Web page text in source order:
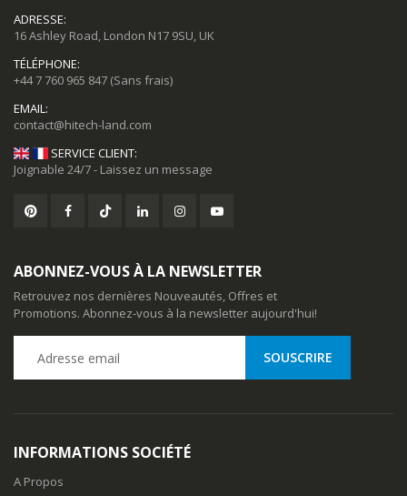
ADRESSE:
16 Ashley Road, London N17 9SU, UK
TÉLÉPHONE:
+44 7 760 965 847 (Sans frais)
EMAIL:
SERVICE CLIENT:
Joignable 24/7 - Laissez un message
ABONNEZ-VOUS À LA NEWSLETTER
Retrouvez nos dernières Nouveautés, Offres et
Promotions. Abonnez-vous à la newsletter aujourd'hui!
INFORMATIONS SOCIÉTÉ
A Propos